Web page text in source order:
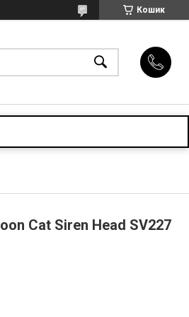
Кошик
Cat Siren Head SV227